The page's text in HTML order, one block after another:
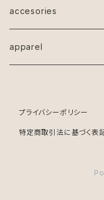
accesories
ピアス
リング
apparel
プライバシーポリシー
特定商取引法に基づく表